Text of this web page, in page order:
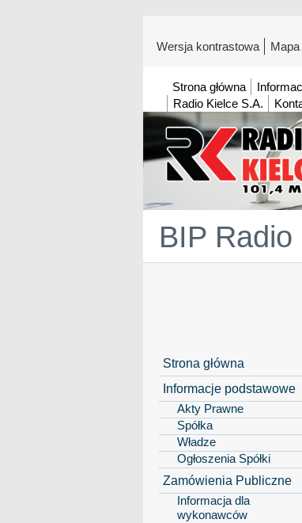
Wersja kontrastowa
Strona główna
Radio Kielce S.A.
BIP Radio
Strona główna
Informacje podstawowe
Akty Prawne
Spółka
Władze
Ogłoszenia Spółki
Zamówienia Publiczne
Informacja dla
wykonawców